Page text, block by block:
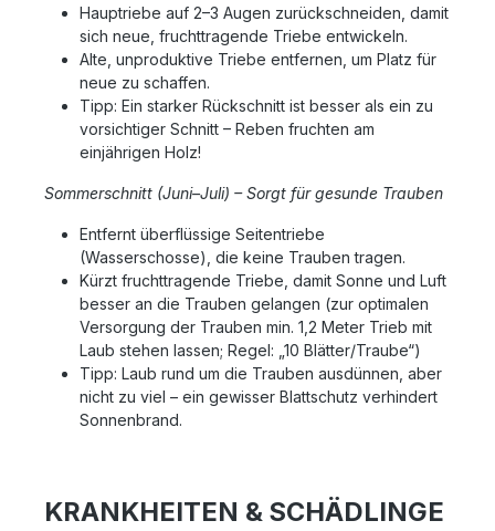
Hauptriebe auf 2–3 Augen zurückschneiden, damit
sich neue, fruchttragende Triebe entwickeln.
Alte, unproduktive Triebe entfernen, um Platz für
neue zu schaffen.
Tipp: Ein starker Rückschnitt ist besser als ein zu
vorsichtiger Schnitt – Reben fruchten am
einjährigen Holz!
Sommerschnitt (Juni–Juli) – Sorgt für gesunde Trauben
Entfernt überflüssige Seitentriebe
(Wasserschosse), die keine Trauben tragen.
Kürzt fruchttragende Triebe, damit Sonne und Luft
besser an die Trauben gelangen (zur optimalen
Versorgung der Trauben min. 1,2 Meter Trieb mit
Laub stehen lassen; Regel: „10 Blätter/Traube“)
Tipp: Laub rund um die Trauben ausdünnen, aber
nicht zu viel – ein gewisser Blattschutz verhindert
Sonnenbrand.
KRANKHEITEN & SCHÄDLINGE